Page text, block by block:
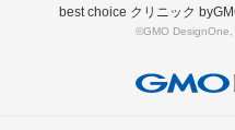
best choice クリニック
©GMO DesignOne,